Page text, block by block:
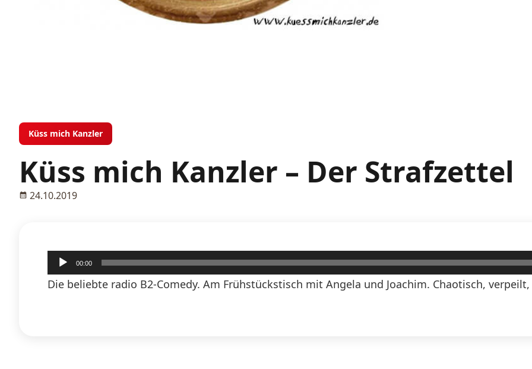
Küss mich Kanzler
Küss mich Kanzler – Der Strafzettel
24.10.2019
Audio-
Player
00:00
Die beliebte radio B2-Comedy. Am Frühstückstisch mit Angela und Joachim. Chaotisch,